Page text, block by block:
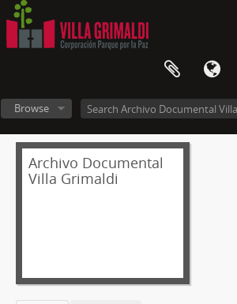
Browse
Archivo Documental
Villa Grimaldi